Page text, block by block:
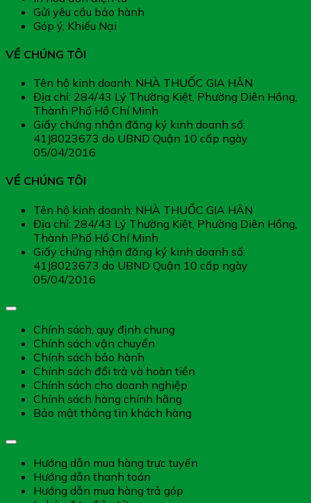
Gửi yêu cầu bảo hành
Góp ý, Khiếu Nại
VỀ CHÚNG TÔI
Tên hộ kinh doanh: NHÀ THUỐC GIA HÂN
Địa chỉ: 284/43 Lý Thường Kiệt, Phường Diên Hồng,
Thành Phố Hồ Chí Minh
Giấy chứng nhận đăng ký kinh doanh số:
41J8023673 do UBND Quận 10 cấp ngày
05/04/2016
VỀ CHÚNG TÔI
Tên hộ kinh doanh: NHÀ THUỐC GIA HÂN
Địa chỉ: 284/43 Lý Thường Kiệt, Phường Diên Hồng,
Thành Phố Hồ Chí Minh
Giấy chứng nhận đăng ký kinh doanh số:
41J8023673 do UBND Quận 10 cấp ngày
05/04/2016
Chính sách, quy định chung
Chính sách vận chuyển
Chính sách bảo hành
Chính sách đổi trả và hoàn tiền
Chính sách cho doanh nghiệp
Chính sách hàng chính hãng
Bảo mật thông tin khách hàng
Hướng dẫn mua hàng trực tuyến
Hướng dẫn thanh toán
Hướng dẫn mua hàng trả góp